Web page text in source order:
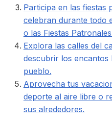
Participa en las fiestas
celebran durante todo
o las Fiestas
Explora las calles del
descubrir los
pueblo.
Aprovecha tus
deporte al aire libre o
sus alrededores.